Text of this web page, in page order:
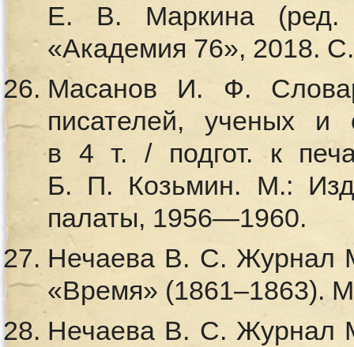
Е. В. Маркина (ред.
«Академия 76», 2018.
Масанов И. Ф.
писателей, ученых и
в 4 т. / подгот. к
Б. П. Козьмин. М.:
палаты, 1956—1960.
Нечаева В. С. Журнал
«Время» (1861–1863).
Нечаева В. С. Журнал